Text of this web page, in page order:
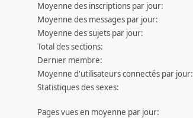
Moyenne des inscriptions par jour:
Moyenne des messages par jour:
Moyenne des sujets par jour:
Total des sections:
Dernier membre:
Moyenne d'utilisateurs connectés par jour:
Statistiques des sexes:
Pages vues en moyenne par jour: